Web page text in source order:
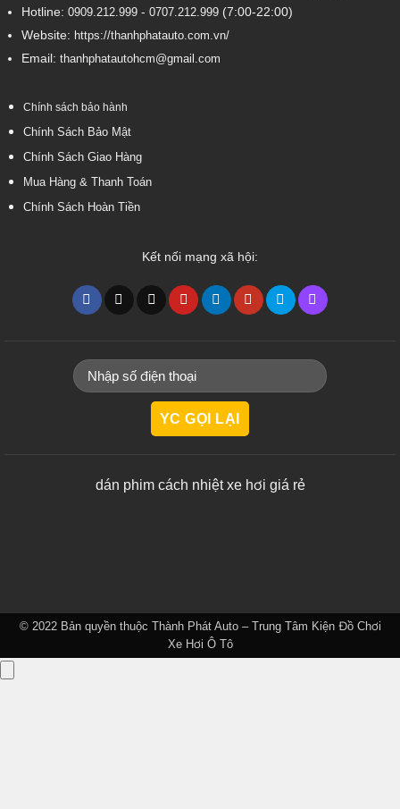
Hotline: 0909.212.999- 0707.212.999(7:00-22:00)
Website: https://thanhphatauto.com.vn/
Email: thanhphatautohcm@gmail.com
Chính sách bảo hành
Chính Sách Bảo Mật
Chính Sách Giao Hàng
Mua Hàng & Thanh Toán
Chính Sách Hoàn Tiền
Kết nối mạng xã hội:
dán phim cách nhiệt xe hơi giá rẻ
© 2022 Bản quyền thuộc Thành Phát Auto – Trung Tâm Kiện Đồ Chơi
Xe Hơi Ô Tô